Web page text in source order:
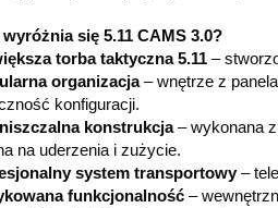
się 5.11 CAMS 3.0?
torba taktyczna 5.11–
organizacja– wnętrze z
konfiguracji.
konstrukcja– wykonana z
na uderzenia i zużycie.
system transportowy–
funkcjonalność–